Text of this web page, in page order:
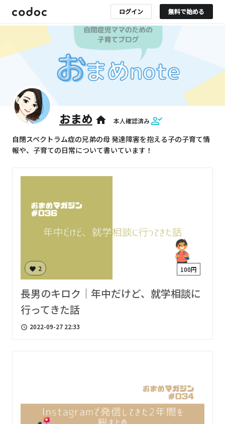
ログイン 無料で始める
おまめ home 本人確認済み
自閉スペクトラム症の兄弟の母 発達障害を抱える子の子育て情
報や、子育ての日常について書いています！
favorite 2 100円
長男のキロク｜年中だけど、就学相談に
行ってきた話
access_time 2022-09-27 22:33